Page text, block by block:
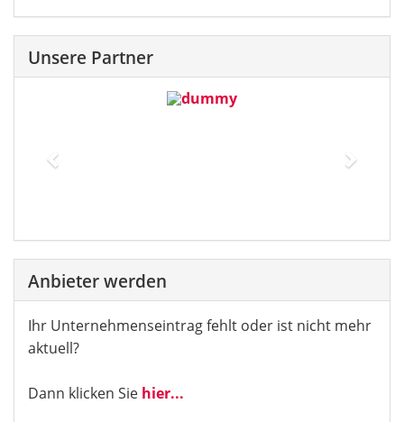
Anbieter werden
Ihr Unternehmenseintrag fehlt oder ist nicht mehr
aktuell?
Dann klicken Sie hier...
Unsere Partner